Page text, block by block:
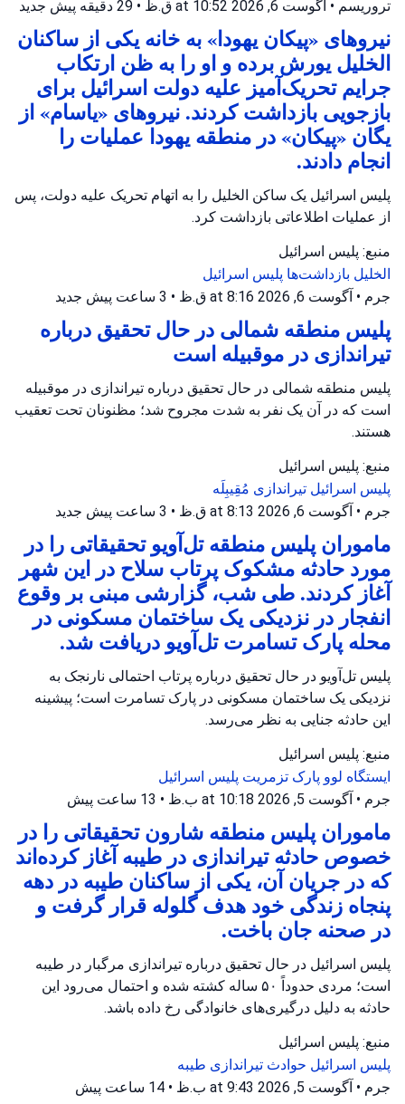
تروریسم • آگوست 6, 2026 at 10:52 ق.ظ • 29 دقیقه پیش جدید
نیروهای «پیکان یهودا» به خانه یکی از ساکنان
الخلیل یورش برده و او را به ظن ارتکاب
جرایم تحریک‌آمیز علیه دولت اسرائیل برای
بازجویی بازداشت کردند. نیروهای «یاسام» از
یگان «پیکان» در منطقه یهودا عملیات را
انجام دادند.
پلیس اسرائیل یک ساکن الخلیل را به اتهام تحریک علیه دولت، پس
از عملیات اطلاعاتی بازداشت کرد.
منبع: پلیس اسرائیل
الخلیل بازداشت‌ها پلیس اسرائیل
جرم • آگوست 6, 2026 at 8:16 ق.ظ • 3 ساعت پیش جدید
پلیس منطقه شمالی در حال تحقیق درباره
تیراندازی در موقبیله است
پلیس منطقه شمالی در حال تحقیق درباره تیراندازی در موقبیله
است که در آن یک نفر به شدت مجروح شد؛ مظنونان تحت تعقیب
هستند.
منبع: پلیس اسرائیل
پلیس اسرائیل تیراندازی مُقِیبِلَه
جرم • آگوست 6, 2026 at 8:13 ق.ظ • 3 ساعت پیش جدید
ماموران پلیس منطقه تل‌آویو تحقیقاتی را در
مورد حادثه مشکوک پرتاب سلاح در این شهر
آغاز کردند. طی شب، گزارشی مبنی بر وقوع
انفجار در نزدیکی یک ساختمان مسکونی در
محله پارک تسامرت تل‌آویو دریافت شد.
پلیس تل‌آویو در حال تحقیق درباره پرتاب احتمالی نارنجک به
نزدیکی یک ساختمان مسکونی در پارک تسامرت است؛ پیشینه
این حادثه جنایی به نظر می‌رسد.
منبع: پلیس اسرائیل
ایستگاه لوو پارک تزمریت پلیس اسرائیل
جرم • آگوست 5, 2026 at 10:18 ب.ظ • 13 ساعت پیش
ماموران پلیس منطقه شارون تحقیقاتی را در
خصوص حادثه تیراندازی در طیبه آغاز کرده‌اند
که در جریان آن، یکی از ساکنان طیبه در دهه
پنجاه زندگی خود هدف گلوله قرار گرفت و
در صحنه جان باخت.
پلیس اسرائیل در حال تحقیق درباره تیراندازی مرگبار در طیبه
است؛ مردی حدوداً ۵۰ ساله کشته شده و احتمال می‌رود این
حادثه به دلیل درگیری‌های خانوادگی رخ داده باشد.
منبع: پلیس اسرائیل
پلیس اسرائیل حوادث تیراندازی طیبه
جرم • آگوست 5, 2026 at 9:43 ب.ظ • 14 ساعت پیش